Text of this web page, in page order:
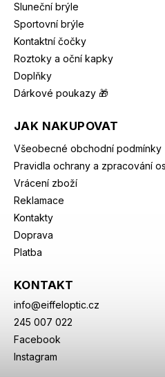
Sluneční brýle
Sportovní brýle
Kontaktní čočky
Roztoky a oční kapky
Doplňky
Dárkové poukazy 🎁
JAK NAKUPOVAT
Všeobecné obchodní podmínky
Pravidla ochrany a zpracování
Vrácení zboží
Reklamace
Kontakty
Doprava
Platba
KONTAKT
info@eiffeloptic.cz
245 007 022
Facebook
Instagram